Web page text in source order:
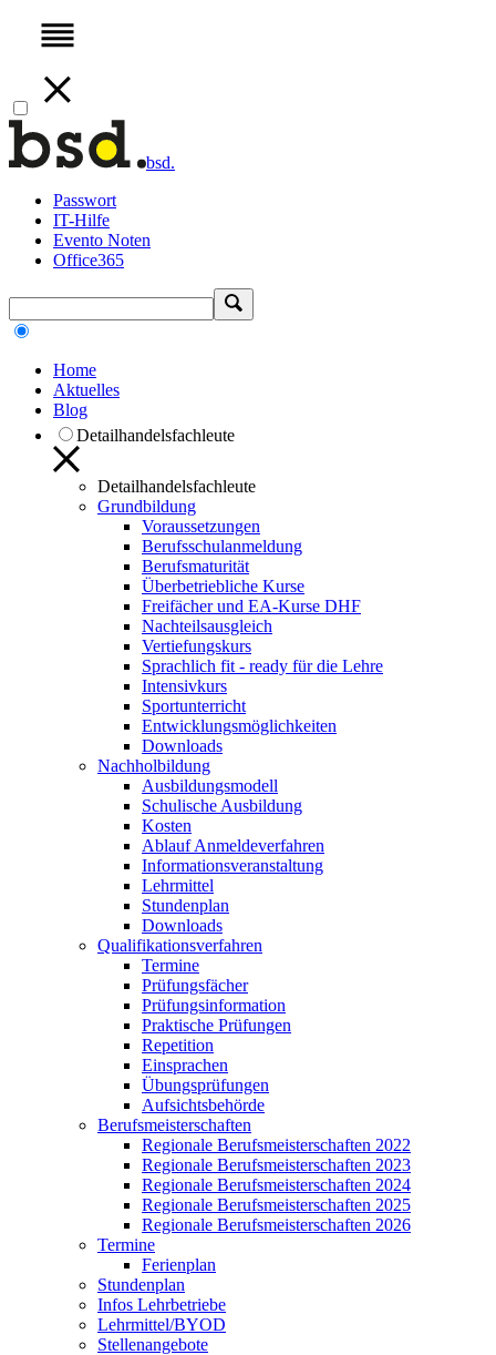
bsd.
Passwort
IT-Hilfe
Evento Noten
Office365
Home
Aktuelles
Blog
Detailhandelsfachleute
Detailhandelsfachleute
Grundbildung
Voraussetzungen
Berufsschulanmeldung
Berufsmaturität
Überbetriebliche Kurse
Freifächer und EA-Kurse DHF
Nachteilsausgleich
Vertiefungskurs
Sprachlich fit - ready für die Lehre
Intensivkurs
Sportunterricht
Entwicklungsmöglichkeiten
Downloads
Nachholbildung
Ausbildungsmodell
Schulische Ausbildung
Kosten
Ablauf Anmeldeverfahren
Informationsveranstaltung
Lehrmittel
Stundenplan
Downloads
Qualifikationsverfahren
Termine
Prüfungsfächer
Prüfungsinformation
Praktische Prüfungen
Repetition
Einsprachen
Übungsprüfungen
Aufsichtsbehörde
Berufsmeisterschaften
Regionale Berufsmeisterschaften 2022
Regionale Berufsmeisterschaften 2023
Regionale Berufsmeisterschaften 2024
Regionale Berufsmeisterschaften 2025
Regionale Berufsmeisterschaften 2026
Termine
Ferienplan
Stundenplan
Infos Lehrbetriebe
Lehrmittel/BYOD
Stellenangebote